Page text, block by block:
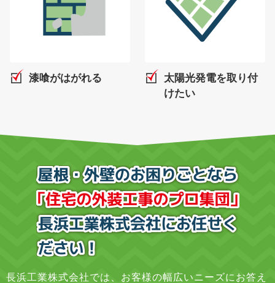
漆喰がはがれる
太陽光発電を取り付
けたい
長浜工業株式会社では、お客様の幅広いニーズにお答え